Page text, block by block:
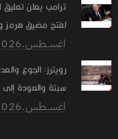
ترامب يعلن تعليق
لفتح مضيق هرمز
02 اغســطس.2026 - 16:15
رويترز: الجوع
سبتة والعودة إلى
02 اغســطس.2026 - 21:57